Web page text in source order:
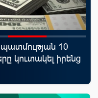
10
կուտակել իրենց